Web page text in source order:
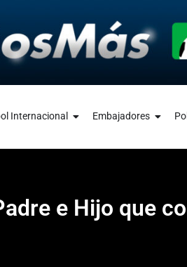
Internacional Embajadores
e Hijo que